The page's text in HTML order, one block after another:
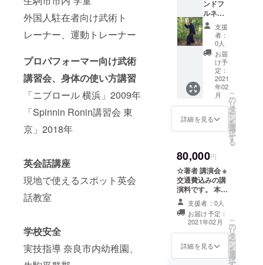
外国人駐在者向け武術ト
レーナー、運動トレーナー
プロパフォーマー向け武術
講習会、身体の使い方講習
「ニブロール 横浜」2009年
「Spinnin Ronin講習会 東
京」2018年
英会話講座
現地で使えるスポット英会
話教室
学校安全
実技指導 奈良市内幼稚園、
体験講
座を開
始しま
す) ＊場
所 (会場
は関西
圏での
阿倍野
スポー
ツセン
市いず
みホー
書会館
など予
定) ＊支
援者の
交通費
や滞在
費はお
支払い
できま
せんの
で、何
交通費
や滞在
費はお
支払い
できま
せんの
で、何
卒ご了
承くだ
さい 関
西圏以
体験講
座の場
さい。
☆日本
国内で
した
ら、ど
こでも
参りま
すが、
関西圏
以外の
遠方の
方は、
時間は2
時間程
度の予
定 ★20
名以上
超える
場合
は、ご
連絡下
さい ＊
日程
(2021年
2月上旬
始しま
す) ＊場
所 (会場
は関西
圏での
阿倍野
スポー
ツセン
ター、
木津川
市いず
みホー
時間程
度の予
定 ★20
名以上
超える
場合
は、ご
連絡下
さい ＊
日程
(2021年
2月上旬
頃から
す) ＊場
所 (会場
は関西
圏での
阿倍野
スポー
ツセン
ター、
木津川
みホー
ル、生
ンドフ
ルネス
(上級編)
自然
門武術
の静坐
(坐禅)と
立禅と
歩禅の
三つあ
る坐禅
をご説
明しま
す。
り深い
へお誘
いしま
す。 ご
要望に
添えま
す。 ★
加可能
です ★
支援
者：
0人
お届
け予
定：
2021
年02
月
詳細を見る
こ
の
リ
タ
ー
ン
を
選
択
す
る
80,000円
☆著者 講演会 ※
交通費込みの講
演料です。 本書
作成の秘話や文
中に書かれたエ
ピソードについ
て詳しくお伝え
させて頂きま
す。 2時間程度
支援者：0人
お届け予定：
2021年02月
詳細を見る
こ
の
リ
タ
ー
ン
を
選
択